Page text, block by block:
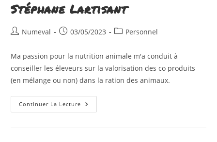
Stéphane Lartisant
Auteur/autrice
la
publication :
Numeval
Publication
03/05/2023
PostPersonnel
Ma passion pour la nutrition animale m'a conduit à
conseiller les éleveurs sur la valorisation des co produits
(en mélange ou non) dans la ration des animaux.
Continuer La Lecture Stéphane
Lartisant